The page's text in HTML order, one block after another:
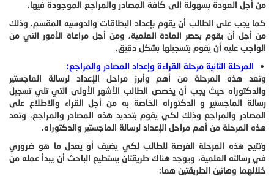
من أجل العودة بسهولة إلى كافة المصادر والمراجع الموجودة فيها.
كما يجب على الطالب أن يقوم بإعداد البطاقات والدوسيه المقسم، وذلك
من أجل أن يقوم بحصر المادة العلمية، ومن أجل مراعاة الأمور التي من
الواجب عليه أن يقوم بتسجيلها بشكل دقيق.
المرحلة الثانية مرحلة القراءة وإعداد المصادر والمراجع:
وتعد هذه المرحلة من أهم وأبرز مراحل الإعداد لرسالة الماجستير
والدكتوراه حيث يجب أن يخصص الطالب الأشهر الأولى التي تلي تسجيل
رسالة الماجستير و الدكتوراه الخاصة به من أجل القراء والاطلاع على
المصادر والمراجع وذلك لكي يقوم بتحديد هذه المصادر والمراجع، وتعد
هذه المرحلة من أهم مراحل الإعداد لرسالة الماجستير والدكتوراه.
وتتيح هذه المرحلة الفرصة للطالب لكي يضيف أو يعدل ما هو ضروري
في رسالته العلمية، ويوجد هناك طريقتان يستطيع الباحث أن يبدأ عمله من
خلالهما وهاتين الطريقتين هما: